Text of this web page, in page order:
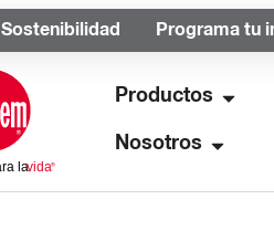
Sostenibilidad Programa tu
Productos
Nosotros